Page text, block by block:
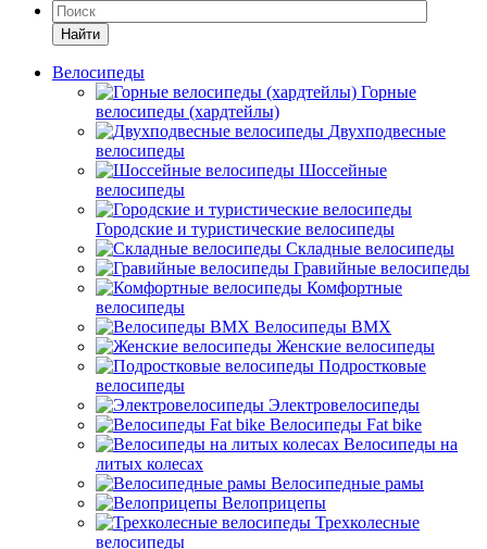
Найти
Велосипеды
Горные
велосипеды (хардтейлы)
Двухподвесные
велосипеды
Шоссейные
велосипеды
Городские и туристические велосипеды
Складные велосипеды
Гравийные велосипеды
Комфортные
велосипеды
Велосипеды BMX
Женские велосипеды
Подростковые
велосипеды
Электровелосипеды
Велосипеды Fat bike
Велосипеды на
литых колесах
Велосипедные рамы
Велоприцепы
Трехколесные
велосипеды